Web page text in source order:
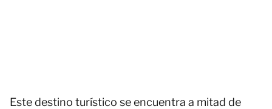
Este destino turístico se encuentra a mitad de